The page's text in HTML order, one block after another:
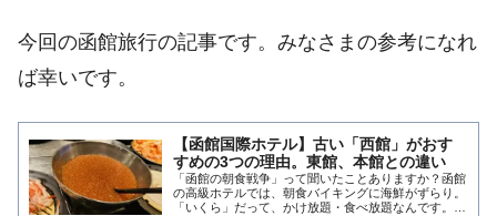
今回の函館旅行の記事です。みなさまの参考になれ
ば幸いです。
【函館国際ホテル】古い「西館」がおす
すめの3つの理由。東館、本館との違い
「函館の朝食戦争」って聞いたことありますか？函館
の高級ホテルでは、朝食バイキングに海鮮がずらり。
「いくら」だって、かけ放題・食べ放題なんです。贅